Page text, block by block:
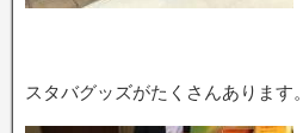
スタバグッズがたくさんあります。